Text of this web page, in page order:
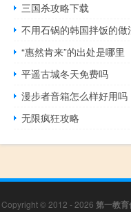
三国杀攻略下载
不用石锅的韩国拌饭的做
“惠然肯来”的出处是哪里
平遥古城冬天免费吗
漫步者音箱怎么样好用吗
无限疯狂攻略
Copyright © 2012 - 2026 第一教育